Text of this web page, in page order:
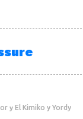
y El Kimiko y Yordy